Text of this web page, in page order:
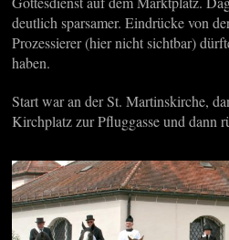
deutlich sparsamer. Eindrücke von
Prozessierer (hier nicht sichtbar)
haben.
Start war an der St. Martinskirche,
Kirchplatz zur Pfluggasse und dann